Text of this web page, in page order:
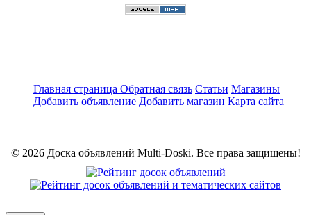
Главная страница Обратная связь Статьи Магазины
Добавить объявление Добавить магазин Карта сайта
© 2026 Доска объявлений Multi-Doski. Все права защищены!